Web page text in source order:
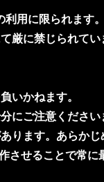
用に限られます。
厳に禁じられてい
いかねます。
ご注意ください
ます。あらかじ
せることで常に